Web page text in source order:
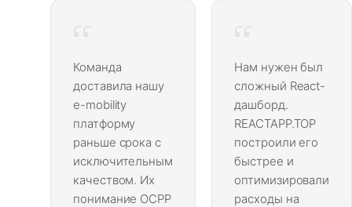
Команда
доставила нашу
e-mobility
платформу
раньше срока с
исключительным
качеством. Их
понимание OCPP
Нам нужен был
сложный React-
дашборд.
REACTAPP.TOP
построили его
быстрее и
оптимизировали
расходы на